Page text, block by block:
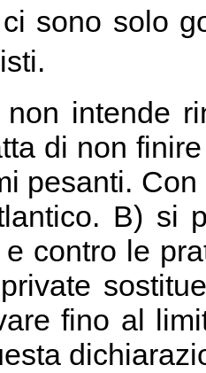
ci sono solo
non intende
di non
pesanti.
B) si
contro le
fino al